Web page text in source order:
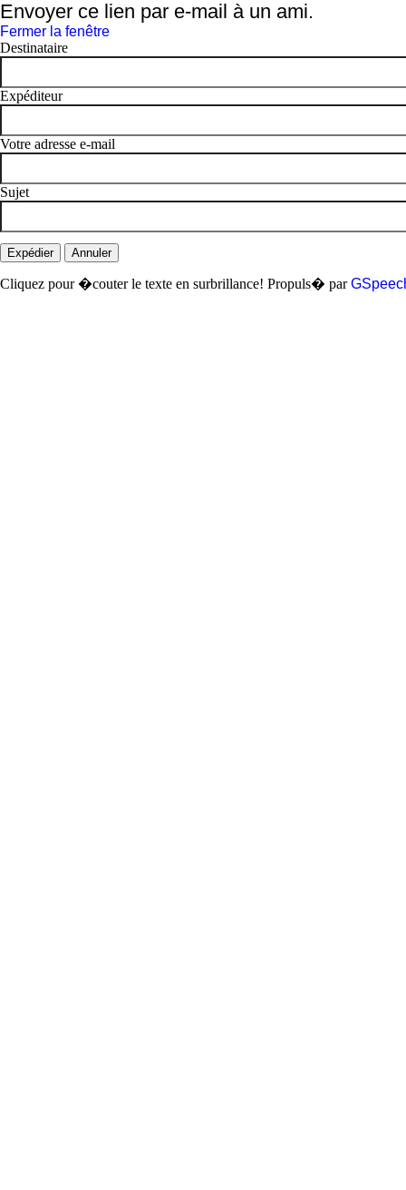
Envoyer ce lien par e-mail à un ami.
Fermer la fenêtre
Destinataire
Expéditeur
Votre adresse e-mail
Sujet
Expédier Annuler
Cliquez pour �couter le texte en surbrillance! Propuls� par